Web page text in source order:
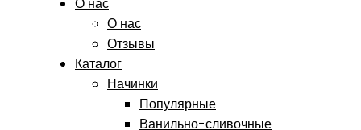
О нас
О нас
Отзывы
Каталог
Начинки
Популярные
Ванильно-сливочные